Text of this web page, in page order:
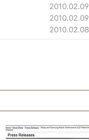
2010.02.09
2010.02.09
2010.02.08